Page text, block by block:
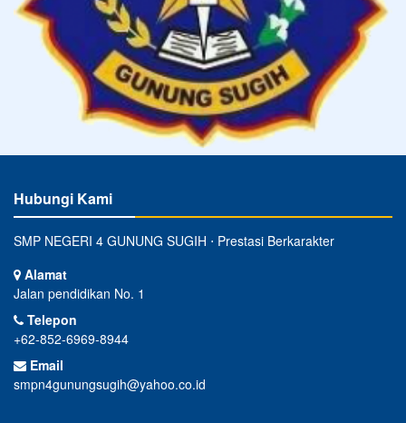
Hubungi Kami
SMP NEGERI 4 GUNUNG SUGIH ⋅ Prestasi Berkarakter
Alamat
Jalan pendidikan No. 1
Telepon
+62-852-6969-8944
Email
smpn4gunungsugih@yahoo.co.id